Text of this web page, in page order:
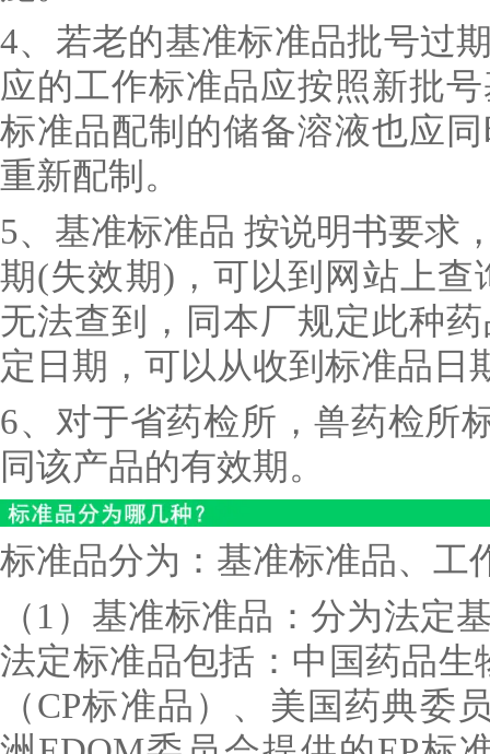
4、若老的基准标准品批号过
应的工作标准品应按照新批
标准品配制的储备溶液也应
重新配制。
5、基准标准品 按说明书要求
期(失效期)，可以到网站上查
无法查到，同本厂规定此种
定日期，可以从收到标准品日
6、对于省药检所，兽药检所
同该产品的有效期。
标准品分为：基准标准品、工
（1）基准标准品：分为法定
法定标准品包括：中国药品生
（CP标准品）、美国药典委